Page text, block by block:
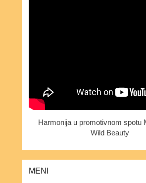
Harmonija u promotivnom spotu
Wild Beauty
MENI